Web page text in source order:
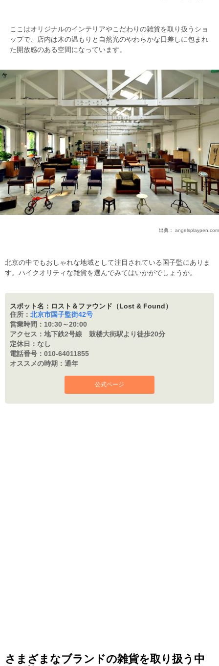
ここはオリジナルのインテリアやこだわりの雑貨を取り扱うショ
ップで、店内は木の温もりと自然光のやわらかな日差しに包まれ
た開放感のある空間になっています。
出典： angelsplaypen.com
北京の中でもおしゃれな地域として注目されている国子監にありま
す。ハイクオリティな雑貨を選んでみてはいかがでしょうか。
スポット名：ロスト＆ファウンド（Lost & Found）
住所： 北京市国子監街42号
営業時間： 10:30～20:00
アクセス： 地下鉄2号線 鼓楼大街駅より徒歩20分
定休日： なし
電話番号： 010-64011855
オススメの時期： 通年
公式ページ
さまざまなブランドの雑貨を取り扱う中